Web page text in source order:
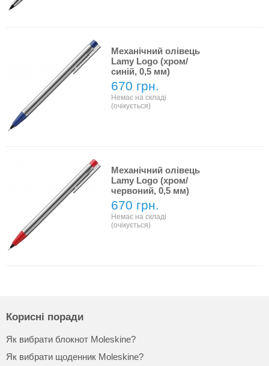
Механічний олівець
Lamy Logo (хром/
синій, 0,5 мм)
670 грн.
Немає на складі
(очікується)
Механічний олівець
Lamy Logo (хром/
червоний, 0,5 мм)
670 грн.
Немає на складі
(очікується)
Корисні поради
Як вибрати блокнот Moleskine?
Як вибрати щоденник Moleskine?